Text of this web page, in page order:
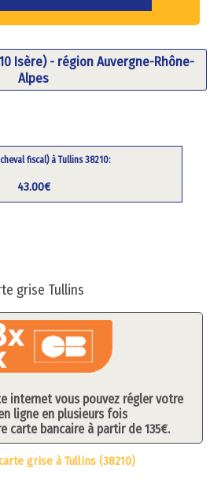
Isère) - région Auvergne-Rhône-
Alpes
fiscal) à Tullins 38210:
43.00€
grise Tullins
internet vous pouvez régler votre
ligne en plusieurs fois
carte bancaire à partir de 135€.
grise à Tullins (38210)